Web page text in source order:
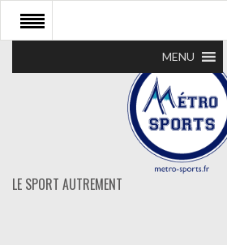
LE SPORT AUTREMENT
MENU